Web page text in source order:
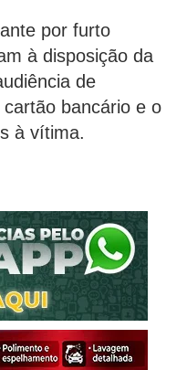
por furto
à disposição da
de
bancário e o
à vítima.